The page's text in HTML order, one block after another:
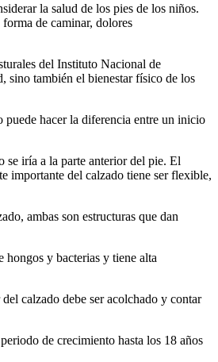
la salud de los pies de los niños.
de caminar, dolores
del Instituto Nacional de
sino también el bienestar físico de los
puede hacer la diferencia entre un inicio
se iría a la parte anterior del pie. El
importante del calzado tiene ser flexible,
ambas son estructuras que dan
hongos y bacterias y tiene alta
calzado debe ser acolchado y contar
de crecimiento hasta los 18 años